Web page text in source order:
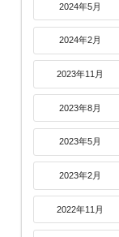
2024年5月
2024年2月
2023年11月
2023年8月
2023年5月
2023年2月
2022年11月